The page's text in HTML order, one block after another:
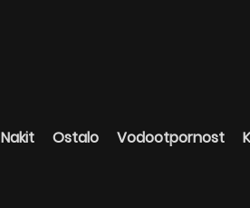
Nakit Ostalo Vodootpornost